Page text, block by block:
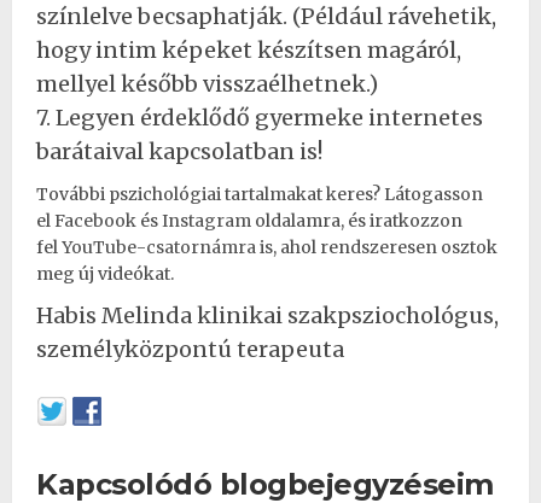
színlelve becsaphatják. (Például rávehetik,
hogy intim képeket készítsen magáról,
mellyel később visszaélhetnek.)
7. Legyen érdeklődő gyermeke internetes
barátaival kapcsolatban is!
További pszichológiai tartalmakat keres? Látogasson
elFacebook ésInstagram oldalamra, és iratkozzon
felYouTube-csatornámrais, ahol rendszeresen osztok
meg új videókat.
Habis Melinda klinikai szakpsziochológus,
személyközpontú terapeuta
Kapcsolódó blogbejegyzéseim